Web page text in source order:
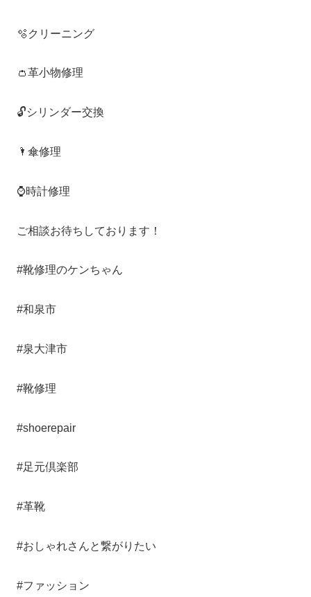
🫧クリーニング
👛革小物修理
🔓シリンダー交換
🌂傘修理
⌚️時計修理
ご相談お待ちしております！
#靴修理のケンちゃん
#和泉市
#泉大津市
#靴修理
#shoerepair
#足元倶楽部
#革靴
#おしゃれさんと繋がりたい
#ファッション